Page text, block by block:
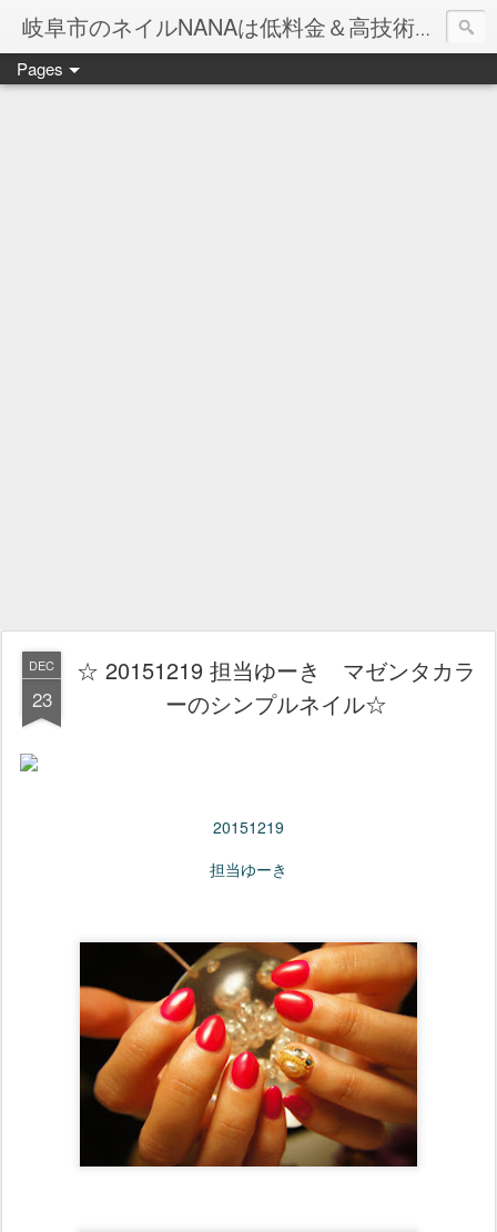
岐阜市のネイルNANAは低料金＆高技術のお店
ネイル岐阜市NANAです♪♪
Pages
DEC
23
☆ 20151219 担当ゆーき マゼンタカラ
ーのシンプルネイル☆
20151219
担当ゆーき